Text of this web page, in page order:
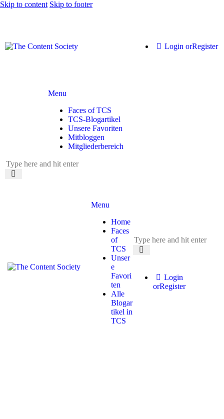
Skip to content Skip to footer
Login orRegister
Menu
Faces of TCS
TCS-Blogartikel
Unsere Favoriten
Mitbloggen
Mitgliederbereich
Menu
Home
Faces
of
TCS
Unser
e
Favori
ten
Alle
Blogar
tikel in
TCS
Login
orRegister